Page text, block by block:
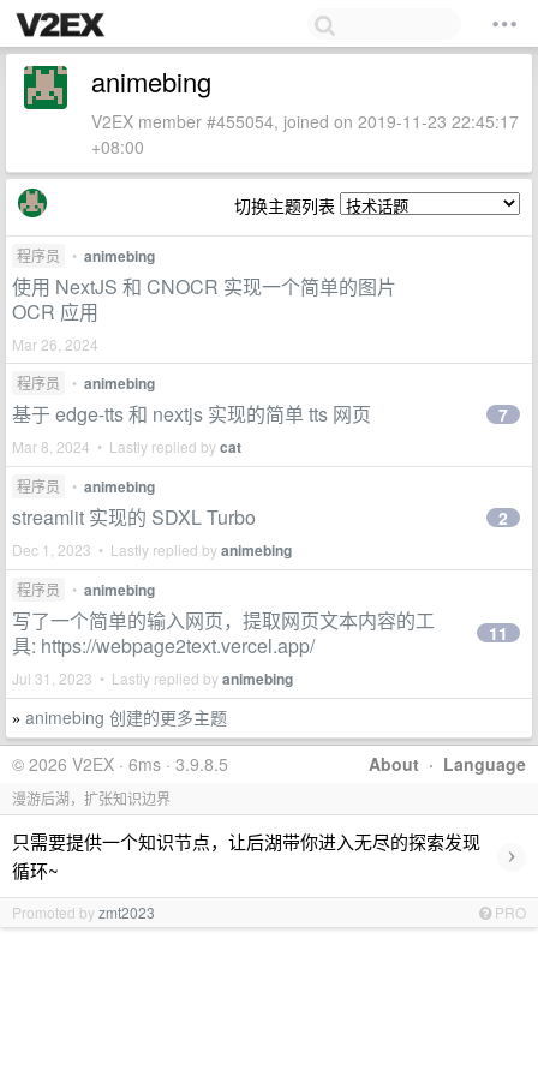
animebing
V2EX member #455054, joined on 2019-11-23 22:45:17
+08:00
切换主题列表
程序员 • animebing
使用 NextJS 和 CNOCR 实现一个简单的图片
OCR 应用
Mar 26, 2024
程序员
• animebing
基于 edge-tts 和 nextjs 实现的简单 tts 网页
Mar 8, 2024 • Lastly replied bycat
7
程序员 • animebing
streamlit 实现的 SDXL Turbo
Dec 1, 2023 • Lastly replied byanimebing
2
程序员 • animebing
写了一个简单的输入网页，提取网页文本内容的工
具: https://webpage2text.vercel.app/
Jul 31, 2023 • Lastly replied byanimebing
11
» animebing 创建的更多主题
About · Language
© 2026 V2EX · 6ms · 3.9.8.5
漫游后湖，扩张知识边界
只需要提供一个知识节点，让后湖带你进入无尽的探索发现
循环~
›
Promoted byzmt2023 PRO